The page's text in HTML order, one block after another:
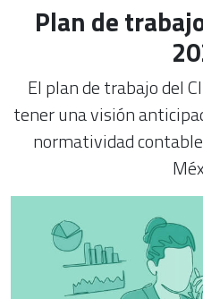
Plan de
El plan de trabajo del
tener una visión
normatividad